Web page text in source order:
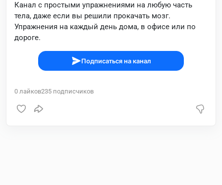
Канал с простыми упражнениями на любую часть
тела, даже если вы решили прокачать мозг.
Упражнения на каждый день дома, в офисе или по
дороге.
Подписаться на канал
0 лайков235 подписчиков